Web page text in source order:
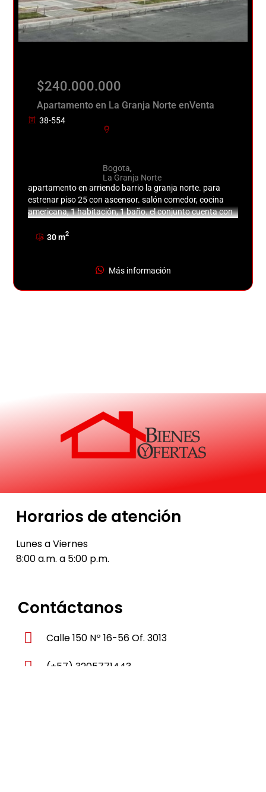
$240.000.000
Apartamento en La Granja Norte enVenta
38-554
Bogota,
La Granja Norte
apartamento en arriendo barrio la granja norte. para
estrenar piso 25 con ascensor. salón comedor, cocina
americana, 1 habitación, 1 baño. el conjunto cuenta con
30 m2
Más información
Horarios de atención
Lunes a Viernes
8:00 a.m. a 5:00 p.m.
Contáctanos
Calle 150 Nº 16-56 Of. 3013
(+57) 3205771443